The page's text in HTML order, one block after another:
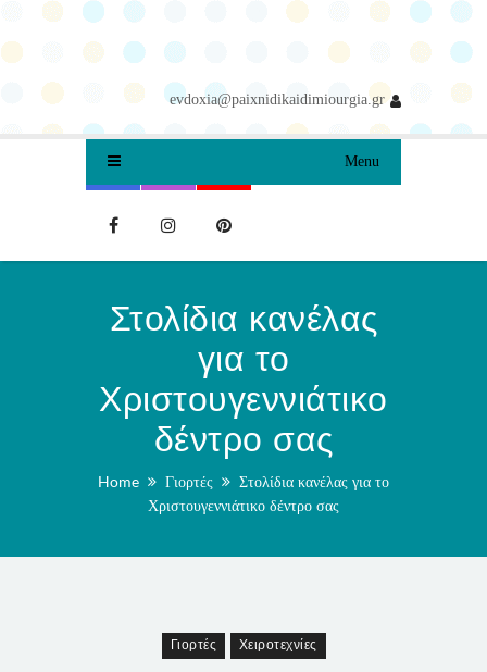
evdoxia@paixnidikaidimiourgia.gr
Menu
Στολίδια κανέλας
για το
Χριστουγεννιάτικο
δέντρο σας
Home Γιορτές
Στολίδια κανέλας για το
Χριστουγεννιάτικο δέντρο σας
Γιορτές Χειροτεχνίες